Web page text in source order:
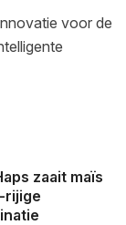
voor de
zaait maïs
rijige